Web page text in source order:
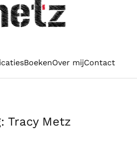
BoekenOver mijContact
Tracy Metz